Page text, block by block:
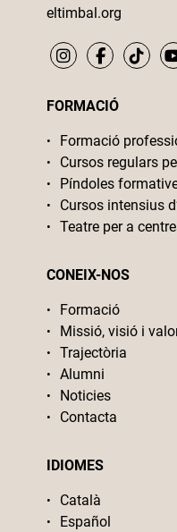
eltimbal.org
FORMACIÓ
Formació
Cursos regulars
Píndoles
Cursos intensius
Teatre per a
CONEIX-NOS
Formació
Missió, visió i
Trajectòria
Alumni
Noticies
Contacta
IDIOMES
Català
Español